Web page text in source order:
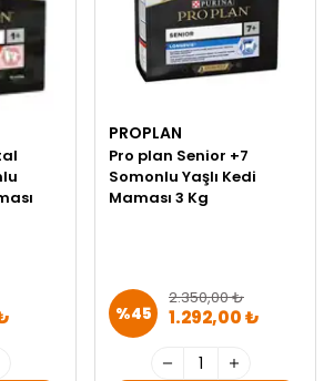
PROPLAN
Pro plan Senior +7
Somonlu Yaşlı Kedi
Maması 3 Kg
%45
2.350,00 ₺
1.292,00 ₺